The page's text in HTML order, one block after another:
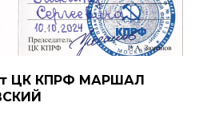
ЦК КПРФ МАРШАЛ